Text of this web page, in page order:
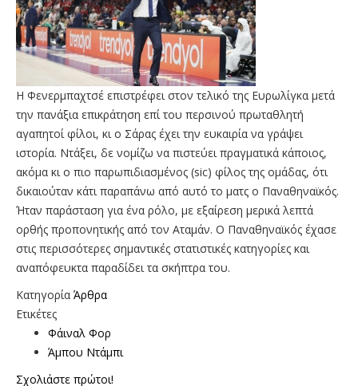
Η Φενερμπαχτσέ επιστρέφει στον τελικό της Ευρωλίγκα μετά
την πανάξια επικράτηση επί του περσινού πρωταθλητή
αγαπητοί φίλοι, κι ο Σάρας έχει την ευκαιρία να γράψει
ιστορία. Ντάξει, δε νομίζω να πιστεύει πραγματικά κάποιος,
ακόμα κι ο πιο παρωπιδιασμένος (sic) φίλος της ομάδας, ότι
δικαιούταν κάτι παραπάνω από αυτό το ματς ο Παναθηναϊκός.
Ήταν παράσταση για ένα ρόλο, με εξαίρεση μερικά λεπτά
ορθής προπονητικής από τον Αταμάν. Ο Παναθηναϊκός έχασε
στις περισσότερες σημαντικές στατιστικές κατηγορίες και
αναπόφευκτα παραδίδει τα σκήπτρα του.
Κατηγορία Άρθρα
Ετικέτες
Φάιναλ Φορ
Άμπου Ντάμπι
Σχολιάστε πρώτοι!